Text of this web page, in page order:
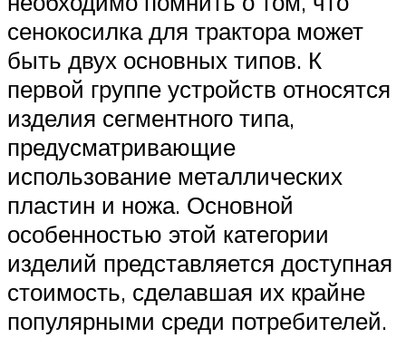
сенокосилка для трактора может
быть двух основных типов. К
первой группе устройств относятся
изделия сегментного типа,
предусматривающие
использование металлических
пластин и ножа. Основной
особенностью этой категории
изделий представляется доступная
стоимость, сделавшая их крайне
популярными среди потребителей.